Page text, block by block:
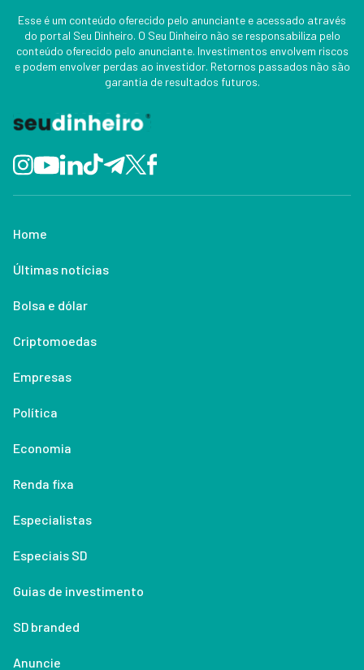
Esse é um conteúdo oferecido pelo anunciante e acessado através
do portal Seu Dinheiro. O Seu Dinheiro não se responsabiliza pelo
conteúdo oferecido pelo anunciante. Investimentos envolvem riscos
e podem envolver perdas ao investidor. Retornos passados não são
garantia de resultados futuros.
Home
Últimas notícias
Bolsa e dólar
Criptomoedas
Empresas
Política
Economia
Renda fixa
Especialistas
Especiais SD
Guias de investimento
SD branded
Anuncie